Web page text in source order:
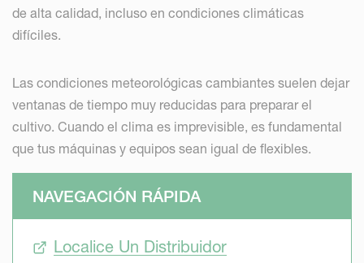
de alta calidad, incluso en condiciones climáticas
difíciles.
Las condiciones meteorológicas cambiantes suelen dejar
ventanas de tiempo muy reducidas para preparar el
cultivo. Cuando el clima es imprevisible, es fundamental
que tus máquinas y equipos sean igual de flexibles.
NAVEGACIÓN RÁPIDA
Localice Un Distribuidor